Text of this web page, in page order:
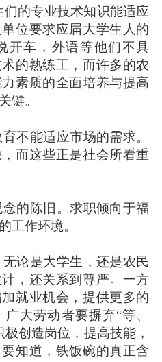
的专业技术知识能适应
位要求应届大学生人的
开车，外语等他们不具
的熟练工，而许多的农
素质的全面培养与提高
键。
不能适应市场的需求。
而这些正是社会所看重
的陈旧。求职倾向于福
工作环境。
论是大学生，还是农民
，还关系到尊严。一方
就业机会，提供更多的
大劳动者要摒弃“等、
创造岗位，提高技能，
知道，铁饭碗的真正含